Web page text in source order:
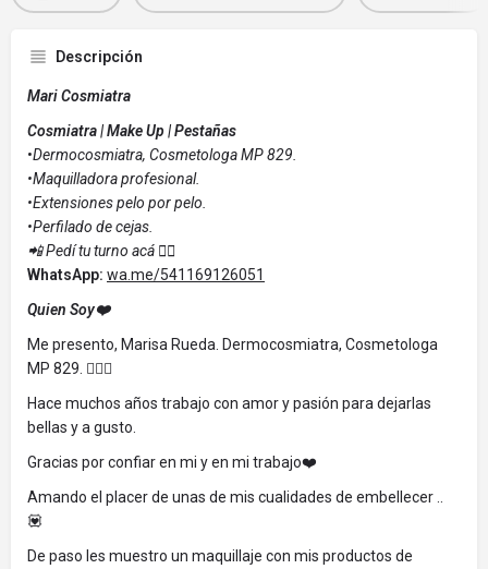
Descripción
Mari Cosmiatra
Cosmiatra | Make Up | Pestañas
•Dermocosmiatra, Cosmetologa MP 829.
•Maquilladora profesional.
•Extensiones pelo por pelo.
•Perfilado de cejas.
📲 Pedí tu turno acá 👇🏼
WhatsApp: wa.me/541169126051
Quien Soy❤️
Me presento, Marisa Rueda. Dermocosmiatra, Cosmetologa
MP 829. 🙋🏻‍♀️
Hace muchos años trabajo con amor y pasión para dejarlas
bellas y a gusto.
Gracias por confiar en mi y en mi trabajo❤️
Amando el placer de unas de mis cualidades de embellecer ..
💟
De paso les muestro un maquillaje con mis productos de